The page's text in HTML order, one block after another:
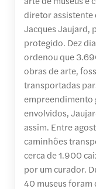
diretor assistente
Jacques Jaujard,
protegido. Dez
ordenou que
obras de arte,
transportadas
empreendimento
envolvidos,
assim. Entre
caminhões
cerca de 1.900
por um curador.
40 museus